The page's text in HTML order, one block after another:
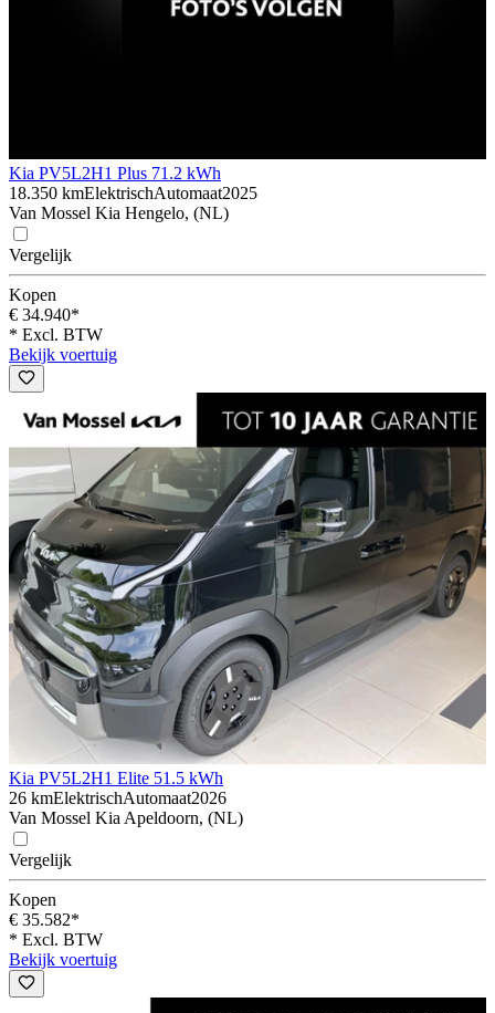
Kia PV5L2H1 Plus 71.2 kWh
18.350 kmElektrischAutomaat2025
Van Mossel Kia Hengelo, (NL)
Vergelijk
Kopen
€ 34.940*
* Excl. BTW
Bekijk voertuig
Kia PV5L2H1 Elite 51.5 kWh
26 kmElektrischAutomaat2026
Van Mossel Kia Apeldoorn, (NL)
Vergelijk
Kopen
€ 35.582*
* Excl. BTW
Bekijk voertuig